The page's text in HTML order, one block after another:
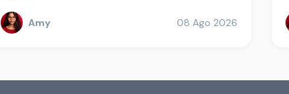
Amy 08 Ago 2026